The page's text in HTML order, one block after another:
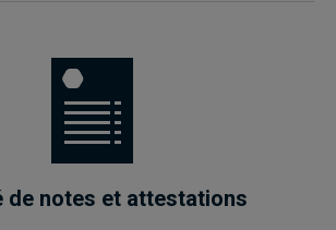
de notes et attestations